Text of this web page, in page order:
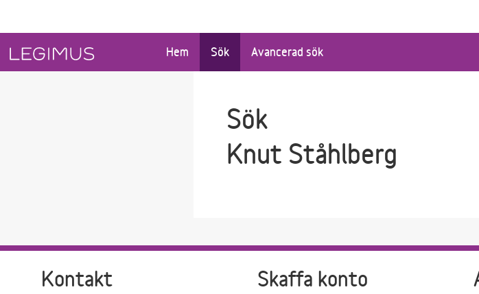
Hem Sök Avancerad sök
Sök
Knut Ståhlberg
Kontakt Skaffa konto